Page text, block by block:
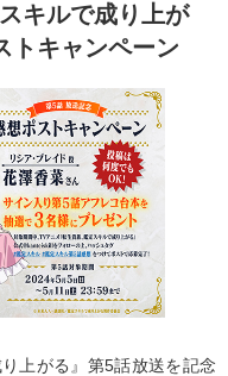
キルで成り上が
トキャンペーン
上がる』第5話放送を記念